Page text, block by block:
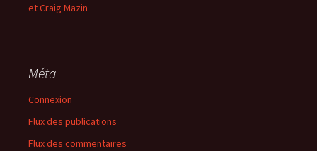
et Craig Mazin
Méta
Connexion
Flux des publications
Flux des commentaires